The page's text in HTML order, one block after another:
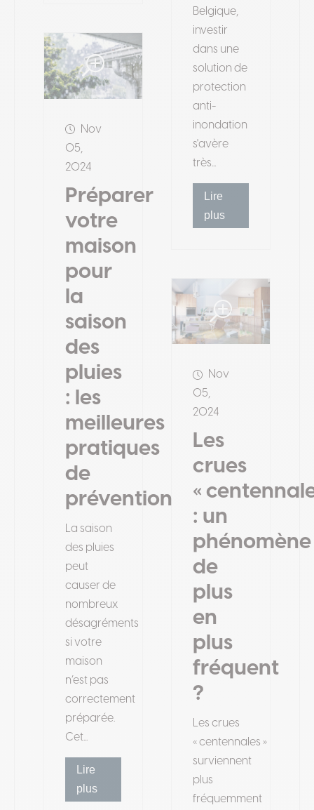
Belgique,
investir
dans une
solution de
protection
anti-
inondation
s'avère
très...
Lire
plus
Nov
05,
2024
Préparer
votre
maison
pour
la
saison
des
pluies
: les
meilleures
pratiques
de
prévention
La saison
des pluies
peut
causer de
nombreux
désagréments
si votre
maison
n’est pas
correctement
préparée.
Cet...
Lire
plus
Nov
05,
2024
Les
crues
«
: un
phénomène
de
plus
en
plus
fréquent
?
Les crues
« centennales »
surviennent
plus
fréquemment